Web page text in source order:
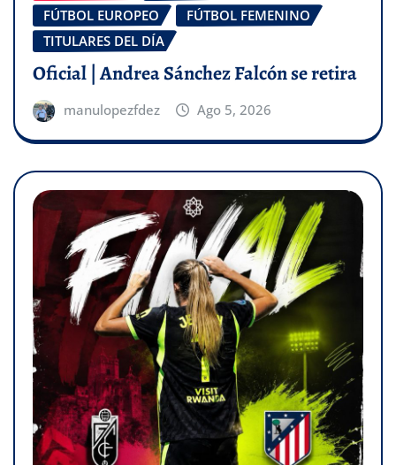
FÚTBOL EUROPEO
FÚTBOL FEMENINO
TITULARES DEL DÍA
Oficial | Andrea Sánchez Falcón se retira
manulopezfdez Ago 5, 2026